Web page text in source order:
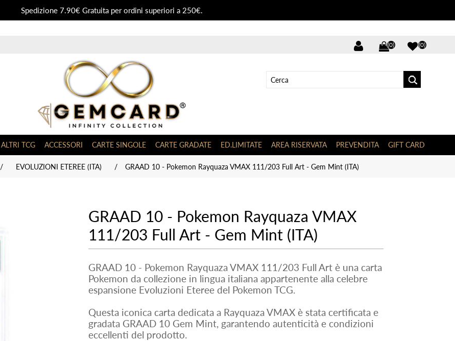
Spedizione 7.90€ Gratuita per ordini superiori a 250€.
(0) (0)
ALTRI TCG ACCESSORI CARTE SINGOLE CARTE GRADATE ED.LIMITATE AREA RISERVATA PREVENDITA GIFT CARD
/ EVOLUZIONI ETEREE (ITA) / GRAAD 10 - Pokemon Rayquaza VMAX 111/203 Full Art - Gem Mint (ITA)
GRAAD 10 - Pokemon Rayquaza VMAX
111/203 Full Art - Gem Mint (ITA)
GRAAD 10 - Pokemon Rayquaza VMAX 111/203 Full Art è una carta
Pokemon da collezione in lingua italiana appartenente alla celebre
espansione Evoluzioni Eteree del Pokemon TCG.
Questa iconica carta dedicata a Rayquaza VMAX è stata certificata e
gradata GRAAD 10 Gem Mint, garantendo autenticità e condizioni
eccellenti del prodotto.